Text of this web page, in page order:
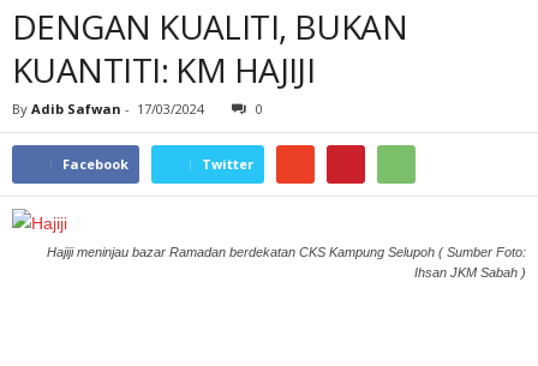
DENGAN KUALITI, BUKAN
KUANTITI: KM HAJIJI
By Adib Safwan - 17/03/2024 0
Facebook Twitter
Hajiji meninjau bazar Ramadan berdekatan CKS Kampung Selupoh ( Sumber Foto:
Ihsan JKM Sabah )